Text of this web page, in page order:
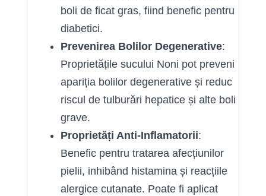
boli de ficat gras, fiind benefic pentru
diabetici.
Prevenirea Bolilor Degenerative:
Proprietățile sucului Noni pot preveni
apariția bolilor degenerative și reduc
riscul de tulburări hepatice și alte boli
grave.
Proprietăți Anti-Inflamatorii:
Benefic pentru tratarea afecțiunilor
pielii, inhibând histamina și reacțiile
alergice cutanate. Poate fi aplicat